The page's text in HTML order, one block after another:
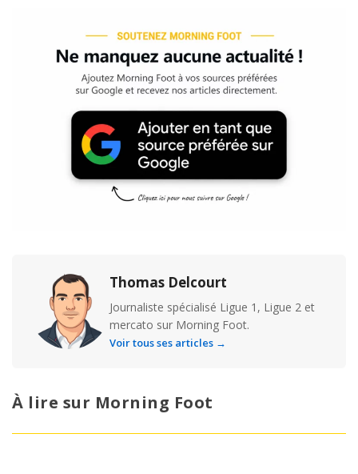
Thomas Delcourt
Journaliste spécialisé Ligue 1, Ligue 2 et
mercato sur Morning Foot.
Voir tous ses articles →
À lire sur Morning Foot